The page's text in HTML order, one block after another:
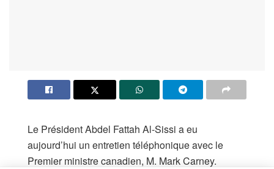
Le Président Abdel Fattah Al-Sissi a eu
aujourd’hui un entretien téléphonique avec le
Premier ministre canadien, M. Mark Carney.